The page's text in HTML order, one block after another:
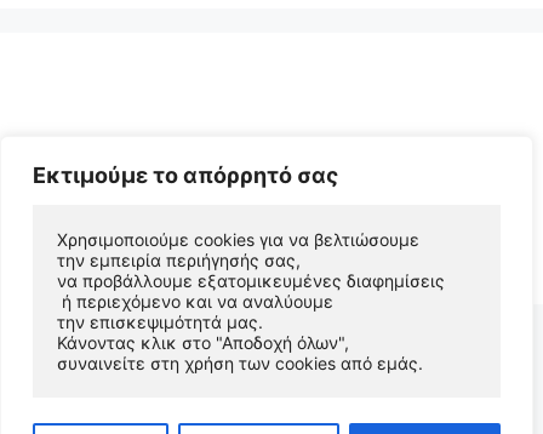
Εκτιμούμε το απόρρητό σας
Χρησιμοποιούμε cookies για να βελτιώσουμε
την εμπειρία περιήγησής σας,
να προβάλλουμε εξατομικευμένες διαφημίσεις
ή περιεχόμενο και να αναλύουμε
την επισκεψιμότητά μας.
Κάνοντας κλικ στο "Αποδοχή όλων",
συναινείτε στη χρήση των cookies από εμάς.
© 2026 Αριστείδης Αρχοντάκης Φυσικός Συγγραφέας
• Φτιαγμένο μεGeneratePress